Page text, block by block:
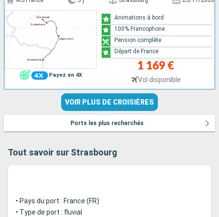
Ports les plus recherchés
Payez en 4X
1 169 €
Vol disponible
Animations à bord
100% Francophone
Pension complète
Départ de France
VOIR PLUS DE CROISIÈRES
Tout savoir sur Strasbourg
• Pays du port : France (FR)
• Type de port : fluvial